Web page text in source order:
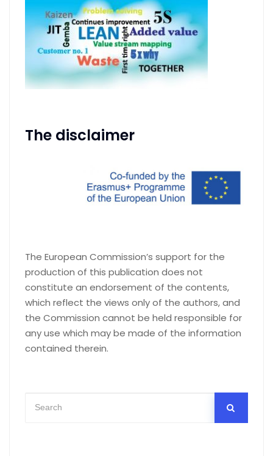
The disclaimer
The European Commission’s support for the
production of this publication does not
constitute an endorsement of the contents,
which reflect the views only of the authors, and
the Commission cannot be held responsible for
any use which may be made of the information
contained therein.